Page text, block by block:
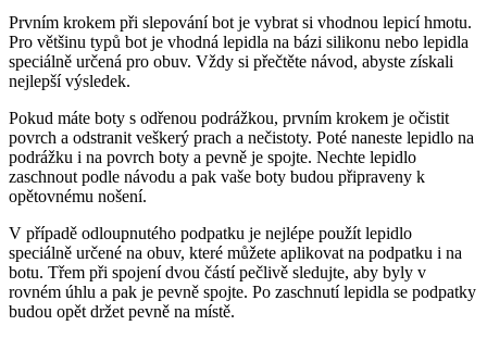
Prvním krokem⁣ při‍ slepování ‍bot je vybrat si vhodnou lepicí hmotu.
Pro většinu typů bot je vhodná lepidla na bázi silikonu nebo lepidla
speciálně určená pro obuv. ⁣Vždy si přečtěte návod, abyste získali
nejlepší výsledek.
Pokud máte boty s odřenou ⁢podrážkou,⁢ prvním ‍krokem​ je očistit
povrch a odstranit veškerý prach a nečistoty. Poté ⁣naneste lepidlo na
podrážku‌ i ‍na povrch boty a pevně je spojte. Nechte lepidlo
zaschnout podle⁤ návodu a pak vaše⁢ boty budou připraveny k
opětovnému nošení.
V případě odloupnutého podpatku je nejlépe použít⁣ lepidlo
speciálně‌ určené ‌na obuv, které⁢ můžete aplikovat na podpatku i na
botu.⁢ Třem při spojení ​dvou částí⁢ pečlivě sledujte, aby byly v
rovném úhlu a pak je pevně ⁣spojte. Po​ zaschnutí lepidla se podpatky
budou opět držet pevně na místě.